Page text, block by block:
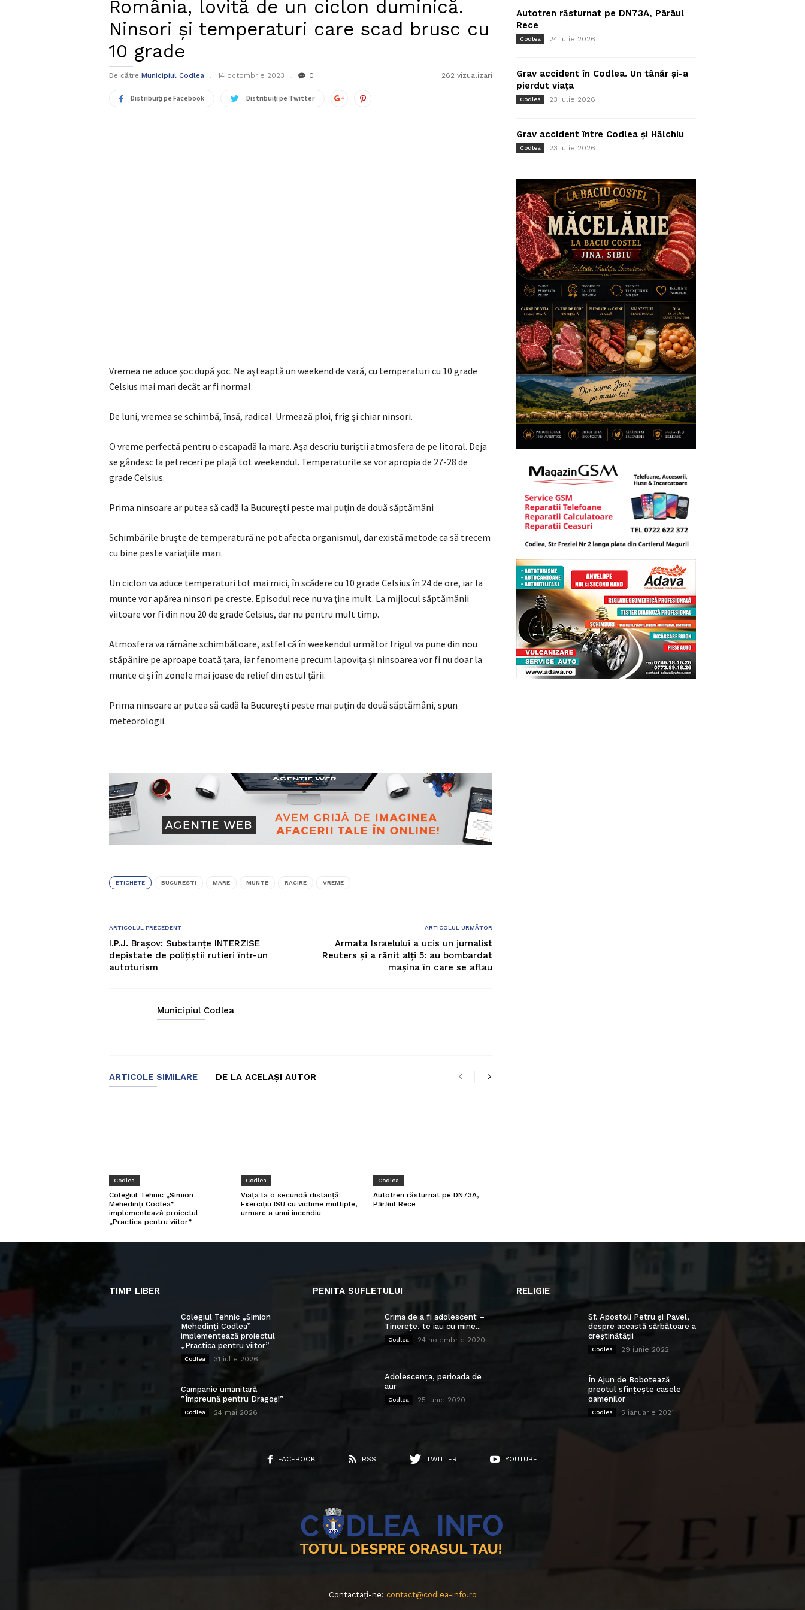
România, lovită de un ciclon duminică.
Ninsori şi temperaturi care scad brusc cu
10 grade
De către Municipiul Codlea 14 octombrie 2023 0 262 vizualizari
Distribuiți pe Facebook Distribuiți pe Twitter
Vremea ne aduce şoc după şoc. Ne aşteaptă un weekend de vară, cu temperaturi cu 10 grade
Celsius mai mari decât ar fi normal.
De luni, vremea se schimbă, însă, radical. Urmează ploi, frig şi chiar ninsori.
O vreme perfectă pentru o escapadă la mare. Aşa descriu turiştii atmosfera de pe litoral. Deja
se gândesc la petreceri pe plajă tot weekendul. Temperaturile se vor apropia de 27-28 de
grade Celsius.
Prima ninsoare ar putea să cadă la Bucureşti peste mai puţin de două săptămâni
Schimbările bruşte de temperatură ne pot afecta organismul, dar există metode ca să trecem
cu bine peste variaţiile mari.
Un ciclon va aduce temperaturi tot mai mici, în scădere cu 10 grade Celsius în 24 de ore, iar la
munte vor apărea ninsori pe creste. Episodul rece nu va ţine mult. La mijlocul săptămânii
viitoare vor fi din nou 20 de grade Celsius, dar nu pentru mult timp.
Atmosfera va rămâne schimbătoare, astfel că în weekendul următor frigul va pune din nou
stăpânire pe aproape toată țara, iar fenomene precum lapovița și ninsoarea vor fi nu doar la
munte ci și în zonele mai joase de relief din estul țării.
Prima ninsoare ar putea să cadă la Bucureşti peste mai puţin de două săptămâni, spun
meteorologii.
ETICHETE BUCURESTI MARE MUNTE RACIRE VREME
ARTICOLUL PRECEDENT
I.P.J. Brașov: Substanțe INTERZISE
depistate de polițiștii rutieri într-un
autoturism
ARTICOLUL URMĂTOR
Armata Israelului a ucis un jurnalist
Reuters și a rănit alți 5: au bombardat
mașina în care se aflau
Municipiul Codlea
ARTICOLE SIMILARE DE LA ACELAȘI AUTOR
Codlea
Colegiul Tehnic „Simion
Mehedinți Codlea”
implementează proiectul
„Practica pentru viitor”
Codlea
Viața la o secundă distanță:
Exercițiu ISU cu victime multiple,
urmare a unui incendiu
Codlea
Autotren răsturnat pe DN73A,
Pârâul Rece
Autotren răsturnat pe DN73A, Pârâul
Rece
Codlea 24 iulie 2026
Grav accident în Codlea. Un tânăr și-a
pierdut viața
Codlea 23 iulie 2026
Grav accident între Codlea și Hălchiu
Codlea 23 iulie 2026
TIMP LIBER
Colegiul Tehnic „Simion
Mehedinți Codlea”
implementează proiectul
„Practica pentru viitor”
Codlea 31 iulie 2026
Campanie umanitară
”Împreună pentru Dragoș!”
Codlea 24 mai 2026
PENITA SUFLETULUI
Crima de a fi adolescent –
Tinerețe, te iau cu mine...
Codlea 24 noiembrie 2020
Adolescența, perioada de
aur
Codlea 25 iunie 2020
RELIGIE
Sf. Apostoli Petru și Pavel,
despre această sărbătoare a
creștinătății
Codlea 29 iunie 2022
În Ajun de Bobotează
preotul sfințește casele
oamenilor
Codlea 5 ianuarie 2021
FACEBOOK RSS TWITTER YOUTUBE
Contactați-ne: contact@codlea-info.ro